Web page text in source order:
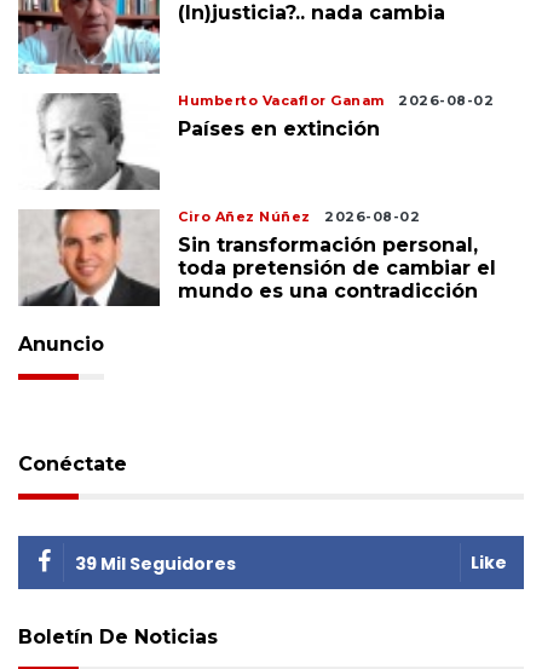
(In)justicia?.. nada cambia
Humberto Vacaflor Ganam 2026-08-02
Países en extinción
Ciro Añez Núñez 2026-08-02
Sin transformación personal,
toda pretensión de cambiar el
mundo es una contradicción
Anuncio
Conéctate
39 Mil Seguidores Like
Boletín De Noticias